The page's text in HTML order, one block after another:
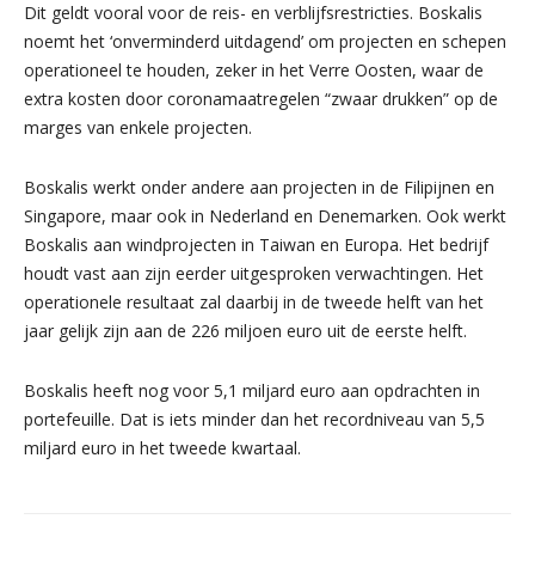
Dit geldt vooral voor de reis- en verblijfsrestricties. Boskalis
noemt het ‘onverminderd uitdagend’ om projecten en schepen
operationeel te houden, zeker in het Verre Oosten, waar de
extra kosten door coronamaatregelen “zwaar drukken” op de
marges van enkele projecten.
Boskalis werkt onder andere aan projecten in de Filipijnen en
Singapore, maar ook in Nederland en Denemarken. Ook werkt
Boskalis aan windprojecten in Taiwan en Europa. Het bedrijf
houdt vast aan zijn eerder uitgesproken verwachtingen. Het
operationele resultaat zal daarbij in de tweede helft van het
jaar gelijk zijn aan de 226 miljoen euro uit de eerste helft.
Boskalis heeft nog voor 5,1 miljard euro aan opdrachten in
portefeuille. Dat is iets minder dan het recordniveau van 5,5
miljard euro in het tweede kwartaal.